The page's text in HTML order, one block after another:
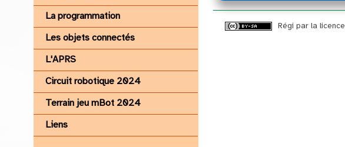
La programmation
Les objets connectés
L'APRS
Circuit robotique 2024
Terrain jeu mBot 2024
Liens
Régi par la licence